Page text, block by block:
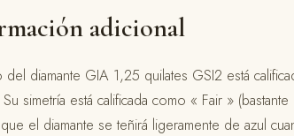
adicional
del diamante GIA 1,25 quilates GSI2 está
simetría está calificada como « Fair »
el diamante se teñirá ligeramente de azul